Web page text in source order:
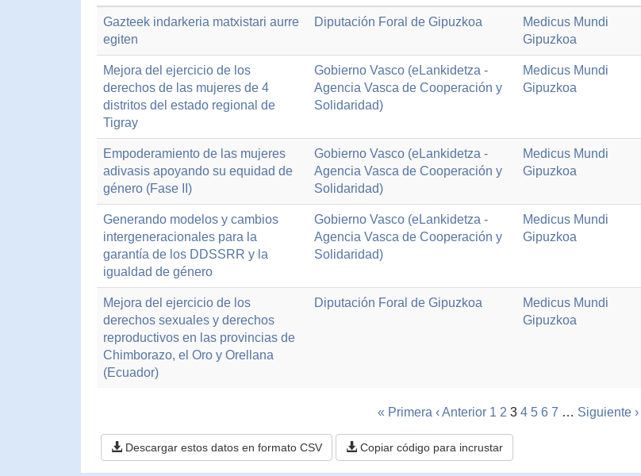
Gazteek indarkeria matxistari aurre
egiten
Diputación Foral de Gipuzkoa
Medicus Mundi
Gipuzkoa
Mejora del ejercicio de los
derechos de las mujeres de 4
distritos del estado regional de
Tigray
Gobierno Vasco (eLankidetza -
Agencia Vasca de Cooperación y
Solidaridad)
Medicus Mundi
Gipuzkoa
Empoderamiento de las mujeres
adivasis apoyando su equidad de
género (Fase II)
Gobierno Vasco (eLankidetza -
Agencia Vasca de Cooperación y
Solidaridad)
Medicus Mundi
Gipuzkoa
Generando modelos y cambios
intergeneracionales para la
garantía de los DDSSRR y la
igualdad de género
Gobierno Vasco (eLankidetza -
Agencia Vasca de Cooperación y
Solidaridad)
Medicus Mundi
Gipuzkoa
Mejora del ejercicio de los
derechos sexuales y derechos
reproductivos en las provincias de
Chimborazo, el Oro y Orellana
(Ecuador)
Diputación Foral de Gipuzkoa
Medicus Mundi
Gipuzkoa
« Primera ‹ Anterior 1 2 3 4 5 6 7 … Siguiente ›
Descargar estos datos en formato CSV Copiar código para incrustar